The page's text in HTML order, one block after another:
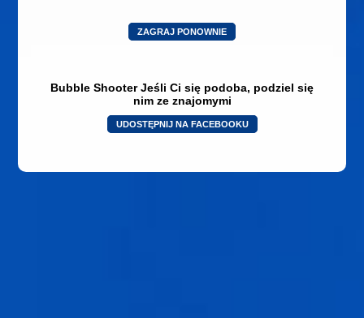
ZAGRAJ PONOWNIE
Bubble Shooter Jeśli Ci się podoba, podziel się
nim ze znajomymi
UDOSTĘPNIJ NA FACEBOOKU